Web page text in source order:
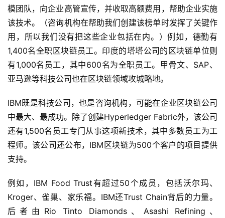
模团队，向企业高管宣传，并收取高额费用，帮助企业实施
该技术。（咨询机构在帮助我们创建该榜单时发挥了关键作
用，所以我们没有把这些企业包括在内。）例如，德勤有
1,400名全职区块链员工。印度的塔塔公司的区块链单位则
有1,000名员工，其中600名为全职员工。甲骨文、SAP、
亚马逊等科技公司也在区块链领域攻城略地。
IBM既是科技公司，也是咨询机构，可能在企业区块链公司
中最大、最成功。除了创建Hyperledger Fabric外，该公司
还有1,500名员工专门从事这项新技术，其中多数员工为工
程师。该公司还公布，IBM区块链为500个客户的项目提供
支持。
例如，IBM Food Trust有超过50个成员，包括沃尔玛、
Kroger、雀巢、家乐福。IBM还Trust Chain背后的力量。
后者由Rio Tinto Diamonds、Asashi Refining、